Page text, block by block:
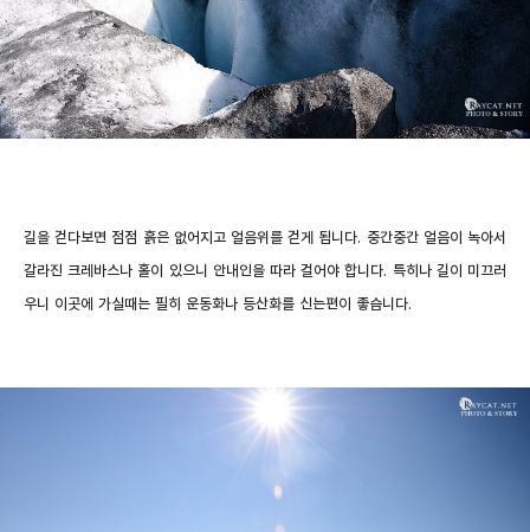
길을 걷다보면 점점 흙은 없어지고 얼음위를 걷게 됩니다. 중간중간 얼음이 녹아서
갈라진 크레바스나 홀이 있으니 안내인을 따라 걸어야 합니다. 특히나 길이 미끄러
우니 이곳에 가실때는 필히 운동화나 등산화를 신는편이 좋습니다.